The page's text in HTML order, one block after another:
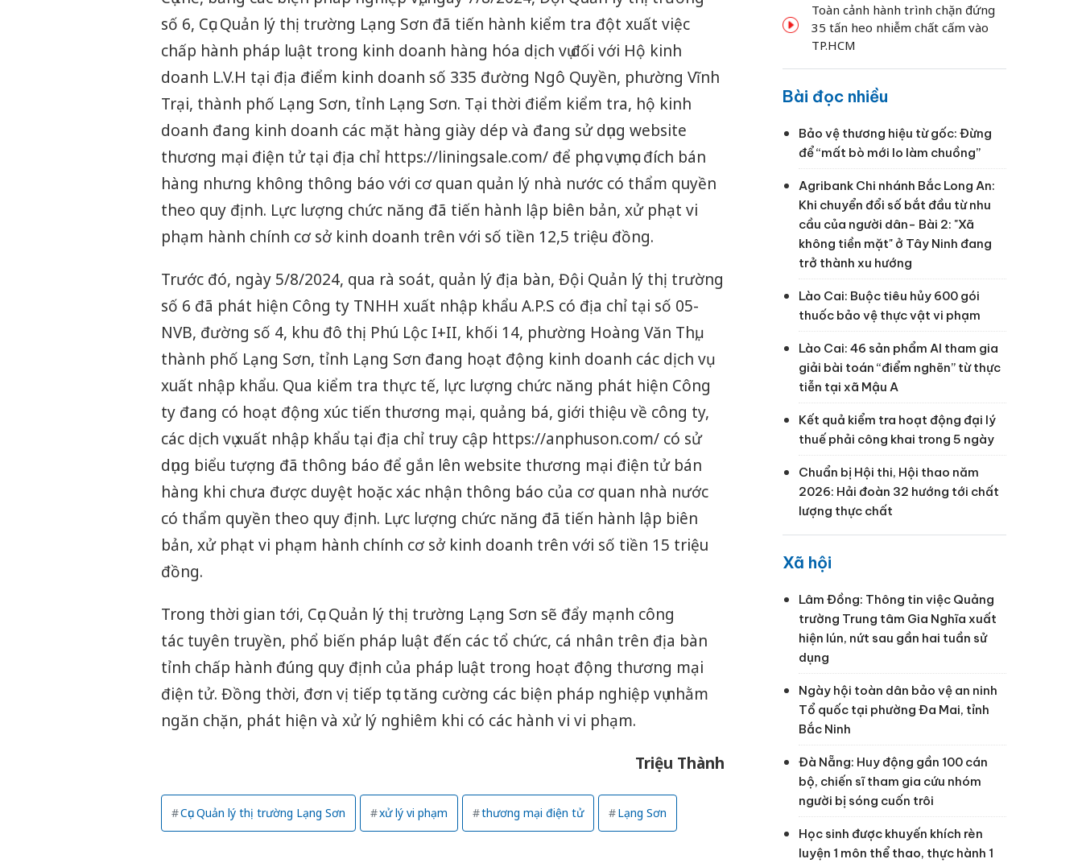
số 6, Cục Quản lý thị trường Lạng Sơn đã tiến hành kiểm tra đột xuất việc
chấp hành pháp luật trong kinh doanh hàng hóa dịch vụ đối với Hộ kinh
doanh L.V.H tại địa điểm kinh doanh số 335 đường Ngô Quyền, phường Vĩnh
Trại, thành phố Lạng Sơn, tỉnh Lạng Sơn. Tại thời điểm kiểm tra, hộ kinh
doanh đang kinh doanh các mặt hàng giày dép và đang sử dụng website
thương mại điện tử tại địa chỉ https://liningsale.com/ để phục vụ mục đích bán
hàng nhưng không thông báo với cơ quan quản lý nhà nước có thẩm quyền
theo quy định. Lực lượng chức năng đã tiến hành lập biên bản, xử phạt vi
phạm hành chính cơ sở kinh doanh trên với số tiền 12,5 triệu đồng.
Trước đó, ngày 5/8/2024, qua rà soát, quản lý địa bàn, Đội Quản lý thị trường
số 6 đã phát hiện Công ty TNHH xuất nhập khẩu A.P.S có địa chỉ tại số 05-
NVB, đường số 4, khu đô thị Phú Lộc I+II, khối 14, phường Hoàng Văn Thụ,
thành phố Lạng Sơn, tỉnh Lạng Sơn đang hoạt động kinh doanh các dịch vụ
xuất nhập khẩu. Qua kiểm tra thực tế, lực lượng chức năng phát hiện Công
ty đang có hoạt động xúc tiến thương mại, quảng bá, giới thiệu về công ty,
các dịch vụ xuất nhập khẩu tại địa chỉ truy cập https://anphuson.com/ có sử
dụng biểu tượng đã thông báo để gắn lên website thương mại điện tử bán
hàng khi chưa được duyệt hoặc xác nhận thông báo của cơ quan nhà nước
có thẩm quyền theo quy định. Lực lượng chức năng đã tiến hành lập biên
bản, xử phạt vi phạm hành chính cơ sở kinh doanh trên với số tiền 15 triệu
đồng.
Trong thời gian tới, Cục Quản lý thị trường Lạng Sơn sẽ đẩy mạnh công
tác tuyên truyền, phổ biến pháp luật đến các tổ chức, cá nhân trên địa bàn
tỉnh chấp hành đúng quy định của pháp luật trong hoạt động thương mại
điện tử. Đồng thời, đơn vị tiếp tục tăng cường các biện pháp nghiệp vụ nhằm
ngăn chặn, phát hiện và xử lý nghiêm khi có các hành vi vi phạm.
Triệu Thành
Cục Quản lý thị trường Lạng Sơn xử lý vi phạm thương mại điện tử Lạng Sơn
Toàn cảnh hành trình chặn đứng
35 tấn heo nhiễm chất cấm vào
TP.HCM
Bài đọc nhiều
Bảo vệ thương hiệu từ gốc: Đừng
để “mất bò mới lo làm chuồng”
Agribank Chi nhánh Bắc Long An:
Khi chuyển đổi số bắt đầu từ nhu
cầu của người dân- Bài 2: "Xã
không tiền mặt" ở Tây Ninh đang
trở thành xu hướng
Lào Cai: Buộc tiêu hủy 600 gói
thuốc bảo vệ thực vật vi phạm
Lào Cai: 46 sản phẩm AI tham gia
giải bài toán “điểm nghẽn” từ thực
tiễn tại xã Mậu A
Kết quả kiểm tra hoạt động đại lý
thuế phải công khai trong 5 ngày
Chuẩn bị Hội thi, Hội thao năm
2026: Hải đoàn 32 hướng tới chất
lượng thực chất
Xã hội
Lâm Đồng: Thông tin việc Quảng
trường Trung tâm Gia Nghĩa xuất
hiện lún, nứt sau gần hai tuần sử
dụng
Ngày hội toàn dân bảo vệ an ninh
Tổ quốc tại phường Đa Mai, tỉnh
Bắc Ninh
Đà Nẵng: Huy động gần 100 cán
bộ, chiến sĩ tham gia cứu nhóm
người bị sóng cuốn trôi
Học sinh được khuyến khích rèn
luyện 1 môn thể thao, thực hành 1